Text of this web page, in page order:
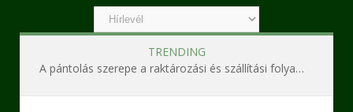
TRENDING
A pántolás szerepe a raktározási és szállítási folyamatokban